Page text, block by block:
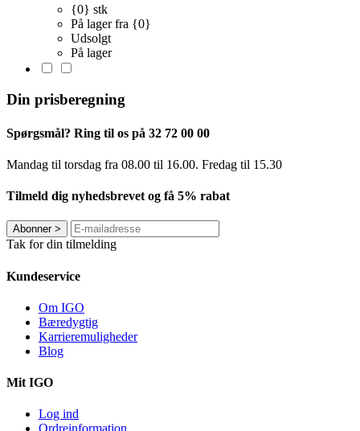
{0} stk
På lager fra {0}
Udsolgt
På lager
Din prisberegning
Spørgsmål? Ring til os på 32 72 00 00
Mandag til torsdag fra 08.00 til 16.00. Fredag ​​til 15.30
Tilmeld dig nyhedsbrevet og få 5% rabat
Abonner>
Tak for din tilmelding
Kundeservice
Om IGO
Bæredygtig
Karrieremuligheder
Blog
Mit IGO
Log ind